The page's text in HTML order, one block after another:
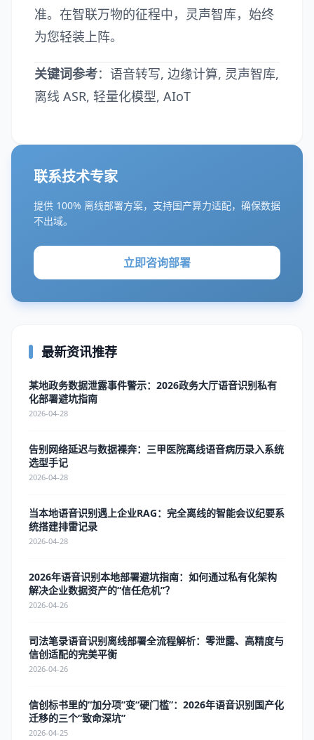
准。在智联万物的征程中，灵声智库，始终
为您轻装上阵。
关键词参考：语音转写, 边缘计算, 灵声智库,
离线 ASR, 轻量化模型, AIoT
联系技术专家
提供 100% 离线部署方案，支持国产算力适配，确保数据
不出域。
立即咨询部署
最新资讯推荐
某地政务数据泄露事件警示：2026政务大厅语音识别私有
化部署避坑指南
2026-04-28
告别网络延迟与数据裸奔：三甲医院离线语音病历录入系统
选型手记
2026-04-28
当本地语音识别遇上企业RAG：完全离线的智能会议纪要系
统搭建排雷记录
2026-04-28
2026年语音识别本地部署避坑指南：如何通过私有化架构
解决企业数据资产的“信任危机”？
2026-04-26
司法笔录语音识别离线部署全流程解析：零泄露、高精度与
信创适配的完美平衡
2026-04-26
信创标书里的“加分项”变“硬门槛”：2026年语音识别国产化
迁移的三个“致命深坑”
2026-04-25